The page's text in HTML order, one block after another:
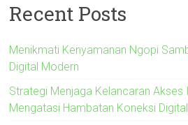
Recent Posts
Menikmati Kenyamanan Ngopi
Digital Modern
Strategi Menjaga Kelancaran Akses
Mengatasi Hambatan Koneksi Digital